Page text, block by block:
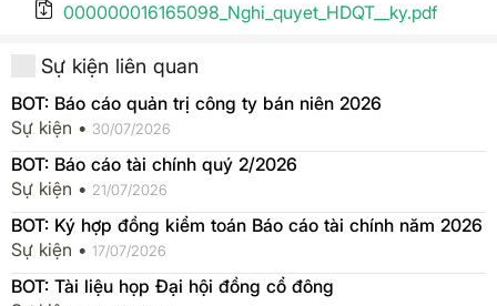
000000016165098_Nghi_quyet_HDQT__ky.pdf
Sự kiện liên quan
BOT: Báo cáo quản trị công ty bán niên 2026
Sự kiện • 30/07/2026
BOT: Báo cáo tài chính quý 2/2026
Sự kiện • 21/07/2026
BOT: Ký hợp đồng kiểm toán Báo cáo tài chính năm 2026
Sự kiện • 17/07/2026
BOT: Tài liệu họp Đại hội đồng cổ đông